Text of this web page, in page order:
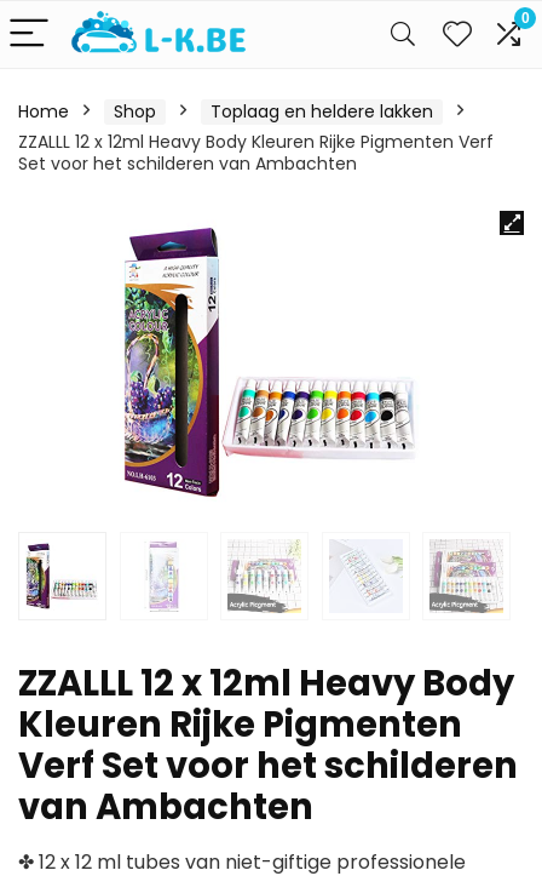
0
Home Shop
Toplaag en heldere lakken
ZZALLL 12 x 12ml Heavy Body Kleuren Rijke Pigmenten Verf
Set voor het schilderen van Ambachten
ZZALLL 12 x 12ml Heavy Body
Kleuren Rijke Pigmenten
Verf Set voor het schilderen
van Ambachten
✤ 12 x 12 ml tubes van niet-giftige professionele